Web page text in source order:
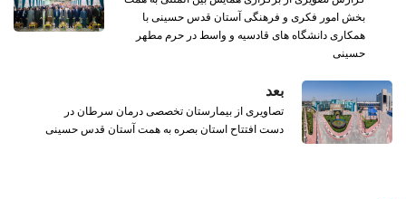
بخش امور فکری و فرهنگی آستان قدس حسینی با
همکاری دانشگاه های قادسیه و واسط در حرم مطهر
حسینی
بعد
تصاویری از بیمارستان تخصصی درمان سرطان در
دست افتتاح استان بصره به همت آستان قدس حسینی